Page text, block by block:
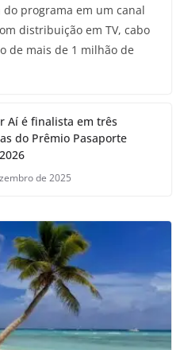
programa em um canal
distribuição em TV, cabo
de mais de 1 milhão de
Aí é finalista em três
do Prêmio Pasaporte
de 2025